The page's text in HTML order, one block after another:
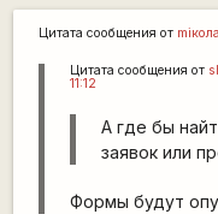
Цитата сообщения от miкола
Цитата сообщения от
11:12
А где бы
заявок или
Формы будут